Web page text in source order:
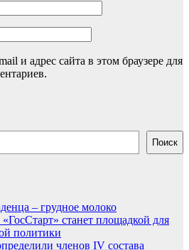
и адрес сайта в этом браузере для
Поиск
– грудное молоко
станет площадкой для
политики
членов IV состава